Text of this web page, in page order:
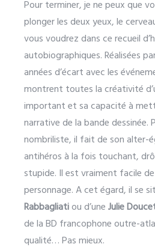
Pour terminer, je ne peux que
plonger les deux yeux, le
vous voudrez dans ce recueil
autobiographiques. Réalisées
années d’écart avec les
montrent toutes la créativité
important et sa capacité à
narrative de la bande dessinée.
nombriliste, il fait de son alter-
antihéros à la fois touchant,
stupide. Il est vraiment facile
personnage. A cet égard, il se
Rabbagliatiou d’uneJulie
de la BD francophone outre-
qualité… Pas mieux.